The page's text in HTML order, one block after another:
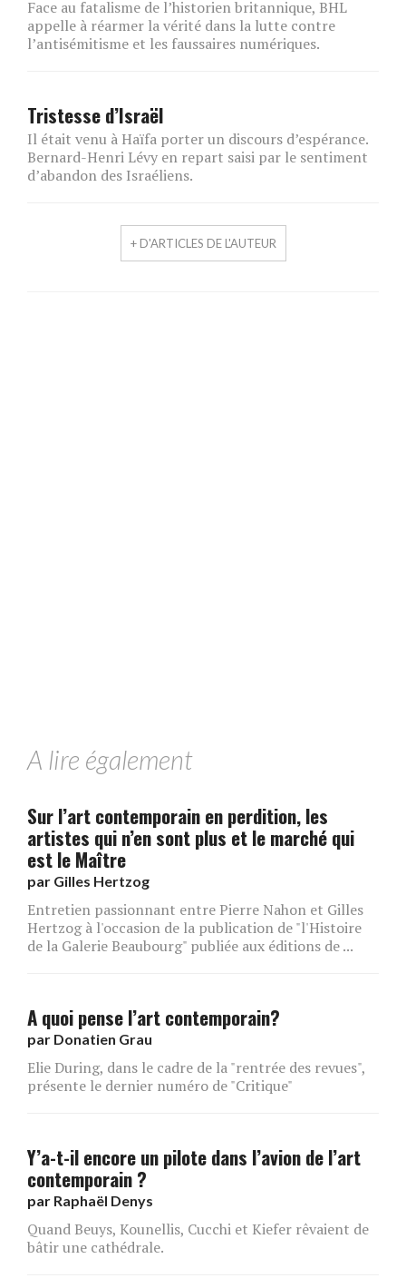
Face au fatalisme de l’historien britannique, BHL
appelle à réarmer la vérité dans la lutte contre
l’antisémitisme et les faussaires numériques.
Tristesse d’Israël
Il était venu à Haïfa porter un discours d’espérance.
Bernard-Henri Lévy en repart saisi par le sentiment
d’abandon des Israéliens.
+ D'ARTICLES DE L'AUTEUR
A lire également
Sur l’art contemporain en perdition, les
artistes qui n’en sont plus et le marché qui
est le Maître
par Gilles Hertzog
Entretien passionnant entre Pierre Nahon et Gilles
Hertzog à l'occasion de la publication de "l'Histoire
de la Galerie Beaubourg" publiée aux éditions de ...
A quoi pense l’art contemporain?
par Donatien Grau
Elie During, dans le cadre de la "rentrée des revues",
présente le dernier numéro de "Critique"
Y’a-t-il encore un pilote dans l’avion de l’art
contemporain ?
par Raphaël Denys
Quand Beuys, Kounellis, Cucchi et Kiefer rêvaient de
bâtir une cathédrale.